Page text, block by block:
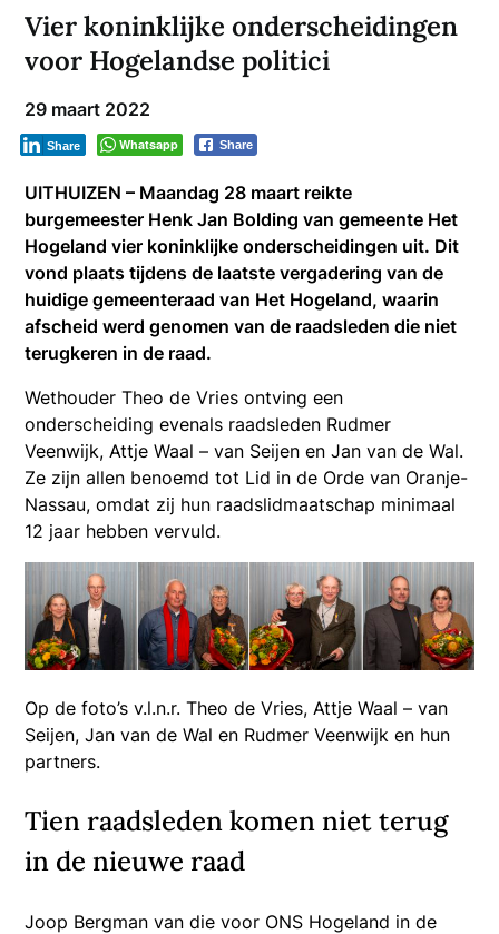
Vier koninklijke onderscheidingen
voor Hogelandse politici
29 maart 2022
Whatsapp Share
Share
UITHUIZEN – Maandag 28 maart reikte
burgemeester Henk Jan Bolding van gemeente Het
Hogeland vier koninklijke onderscheidingen uit. Dit
vond plaats tijdens de laatste vergadering van de
huidige gemeenteraad van Het Hogeland, waarin
afscheid werd genomen van de raadsleden die niet
terugkeren in de raad.
Wethouder Theo de Vries ontving een
onderscheiding evenals raadsleden Rudmer
Veenwijk, Attje Waal – van Seijen en Jan van de Wal.
Ze zijn allen benoemd tot Lid in de Orde van Oranje-
Nassau, omdat zij hun raadslidmaatschap minimaal
12 jaar hebben vervuld.
Op de foto’s v.l.n.r. Theo de Vries, Attje Waal – van
Seijen, Jan van de Wal en Rudmer Veenwijk en hun
partners.
Tien raadsleden komen niet terug
in de nieuwe raad
Joop Bergman van die voor ONS Hogeland in de